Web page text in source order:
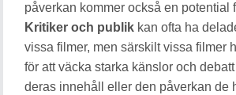
påverkan kommer också en potential
Kritiker och publikkan ofta ha
vissa filmer, men särskilt vissa filmer
för att väcka starka känslor och
deras innehåll eller den påverkan de